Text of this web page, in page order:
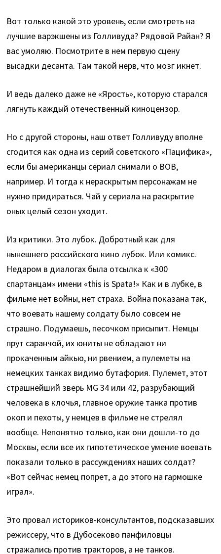
Вот только какой это уровень, если смотреть на
лучшие варэкшены из Голливуда? Рядовой Райан? Я
вас умоляю. Посмотрите в нем первую сцену
высадки десанта. Там такой нерв, что мозг икнет.
И ведь далеко даже не «Ярость», которую старался
лягнуть каждый отечественный киноцензор.
Но с другой стороны, наш ответ Голливуду вполне
сгодится как одна из серий советского «Пацифика»,
если бы американцы сериал снимали о ВОВ,
например. И тогда к нераскрытым персонажам не
нужно придираться. Чай у сериала на раскрытие
оных целый сезон уходит.
Из критики. Это лубок. Добротный как для
нынешнего российского кино лубок. Или комикс.
Недаром в диалогах была отсылка к «300
спартанцам» имени «this is Spata!» Как и в лубке, в
фильме нет войны, нет страха. Война показана так,
что воевать нашему солдату было совсем не
страшно. Подумаешь, песочком присыпит. Немцы
прут саранчой, их юниты не обладают ни
прокаченным айкью, ни рвением, а пулеметы на
немецких танках видимо бутафория. Пулемет, этот
страшнейший зверь MG 34 или 42, разрубающий
человека в клочья, главное оружие танка против
окоп и пехоты, у немцев в фильме не стрелял
вообще. Непонятно только, как они дошли-то до
Москвы, если все их гипотетическое умение воевать
показали только в рассуждениях наших солдат?
«Вот сейчас немец попрет, а до этого на гармошке
играл».
Это провал историков-консультантов, подсказавших
режиссеру, что в Дубосеково панфиловцы
стражались против тракторов, а не танков.